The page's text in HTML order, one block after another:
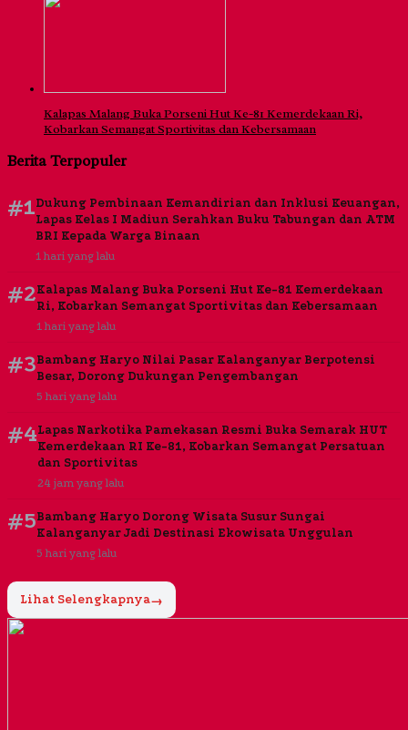
Kalapas Malang Buka Porseni Hut Ke-81 Kemerdekaan Ri,
Kobarkan Semangat Sportivitas dan Kebersamaan
Berita Terpopuler
#1Dukung Pembinaan Kemandirian dan Inklusi Keuangan,
Lapas Kelas I Madiun Serahkan Buku Tabungan dan ATM
BRI Kepada Warga Binaan
1 hari yang lalu
#2Kalapas Malang Buka Porseni Hut Ke-81 Kemerdekaan
Ri, Kobarkan Semangat Sportivitas dan Kebersamaan
1 hari yang lalu
#3Bambang Haryo Nilai Pasar Kalanganyar Berpotensi
Besar, Dorong Dukungan Pengembangan
5 hari yang lalu
#4Lapas Narkotika Pamekasan Resmi Buka Semarak HUT
Kemerdekaan RI Ke-81, Kobarkan Semangat Persatuan
dan Sportivitas
24 jam yang lalu
#5Bambang Haryo Dorong Wisata Susur Sungai
Kalanganyar Jadi Destinasi Ekowisata Unggulan
5 hari yang lalu
Lihat Selengkapnya→